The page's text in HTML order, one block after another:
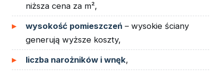
niższa cena za m²,
wysokość pomieszczeń – wysokie ściany
generują wyższe koszty,
liczba narożników i wnęk,